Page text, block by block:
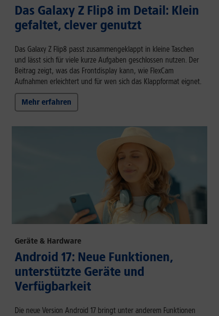
Das Galaxy Z Flip8 im Detail: Klein
gefaltet, clever genutzt
Das Galaxy Z Flip8 passt zusammengeklappt in kleine Taschen
und lässt sich für viele kurze Aufgaben geschlossen nutzen. Der
Beitrag zeigt, was das Frontdisplay kann, wie FlexCam
Aufnahmen erleichtert und für wen sich das Klappformat eignet.
Mehr erfahren
Geräte & Hardware
Android 17: Neue Funktionen,
unterstützte Geräte und
Verfügbarkeit
Die neue Version Android 17 bringt unter anderem Funktionen